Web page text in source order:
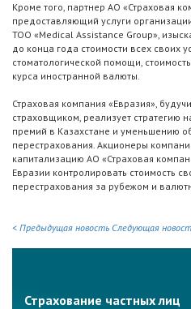
Кроме того, партнер АО «Страховая
предоставляющий услуги
ТОО «Medical Assistance Group»,
до конца года стоимости всех своих
стоматологической помощи,
курса иностранной валюты.
Страховая компания «Евразия»,
страховщиком, реализует стратегию
премий в Казахстане и уменьшению
перестрахования. Акционеры
капитализацию АО «Страховая
Евразии контролировать стоимость
перестрахования за рубежом и
< Предыдущая новость Следующая
Страхование частных лиц